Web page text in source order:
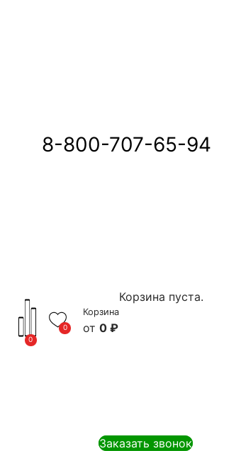
8-800-707-65-94
0
0
Корзина
0 ₽
Корзина пуста.
Заказать звонок